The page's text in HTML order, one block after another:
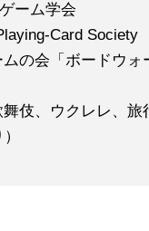
ーム学会
Card Society
の会「ボードウォ
伎、ウクレレ、旅